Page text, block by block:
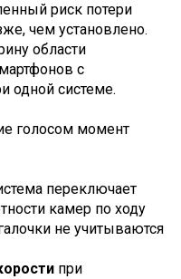
риск потери
чем установлено.
области
с
одной системе.
голосом момент
переключает
камер по ходу
не учитываются
при